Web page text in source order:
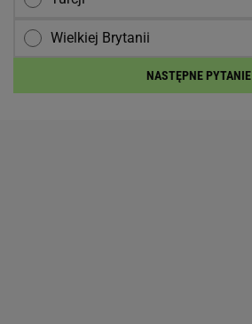
Wielkiej Brytanii
NASTĘPNE PYTANIE